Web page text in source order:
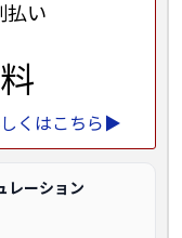
払い
くはこちら▶
レーション